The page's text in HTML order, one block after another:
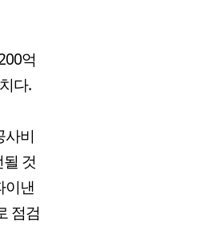
억
다.
사비
것
이낸
점검